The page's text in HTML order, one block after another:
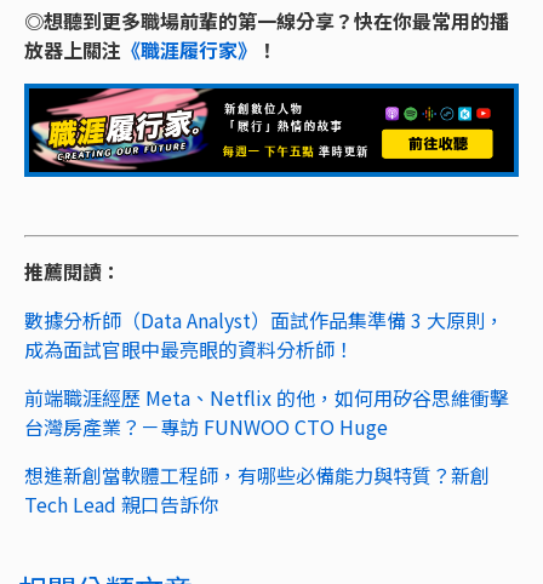
◎想聽到更多職場前輩的第一線分享？快在你最常用的播
放器上關注 《職涯履行家》 ！
推薦閱讀：
數據分析師（Data Analyst）面試作品集準備 3 大原則，
成為面試官眼中最亮眼的資料分析師！
前端職涯經歷 Meta、Netflix 的他，如何用矽谷思維衝擊
台灣房產業？－專訪 FUNWOO CTO Huge
想進新創當軟體工程師，有哪些必備能力與特質？新創
Tech Lead 親口告訴你